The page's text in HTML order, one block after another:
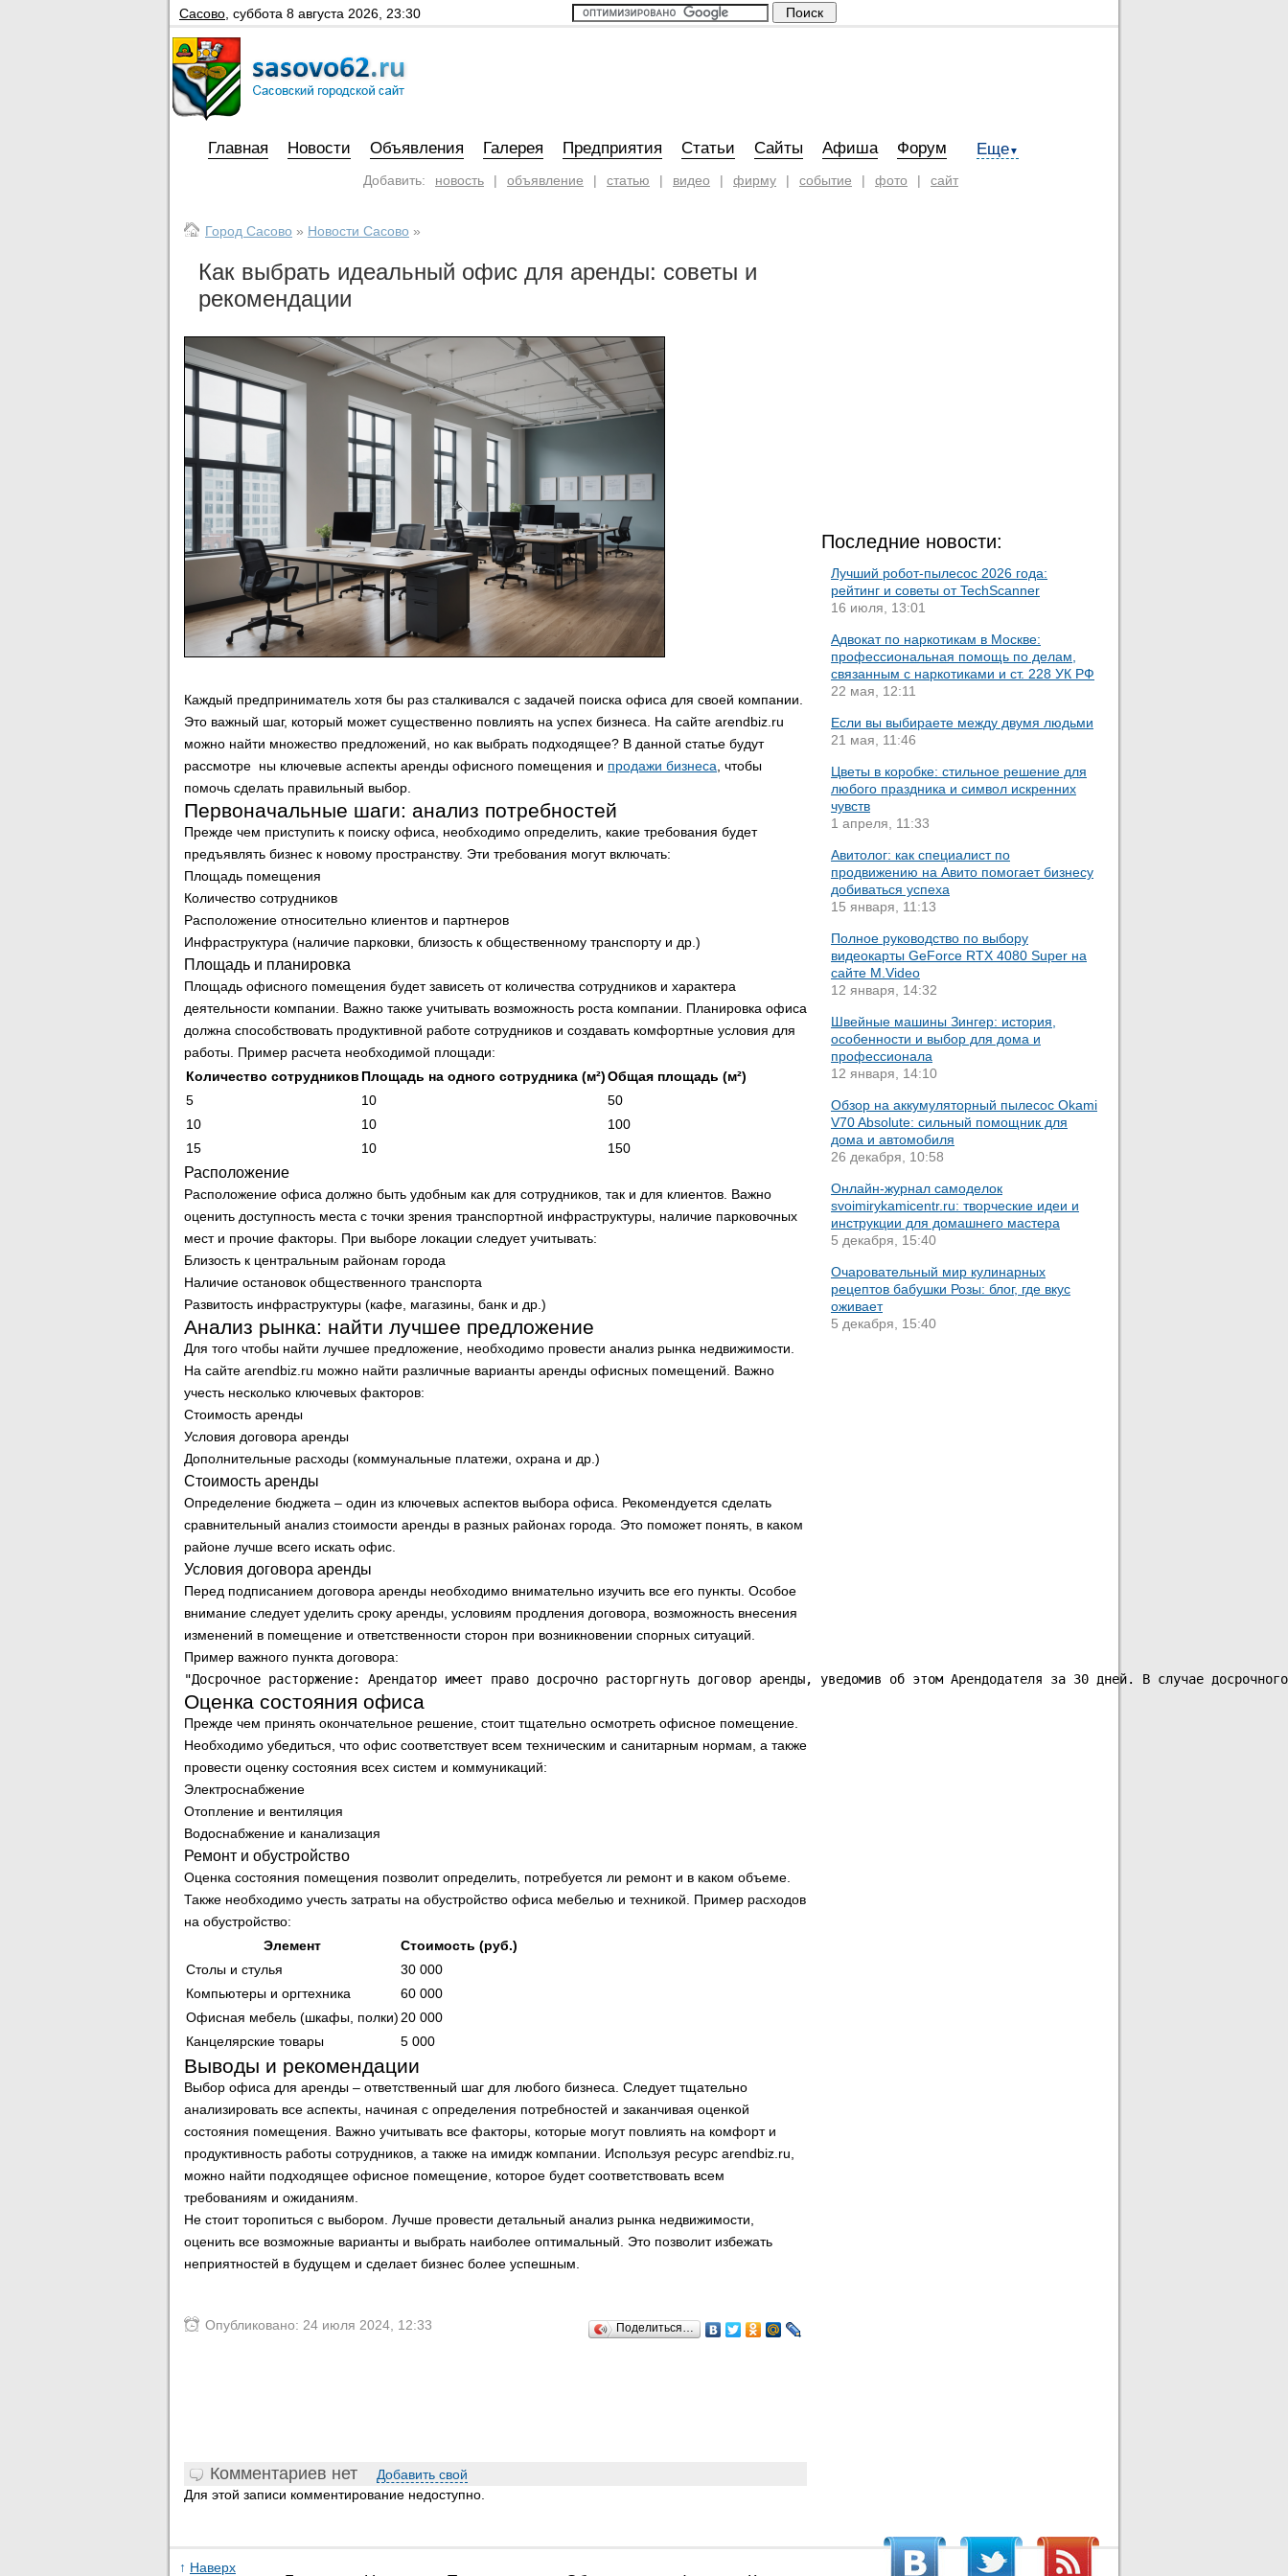
Сасово суббота 8 августа 2026, 23:30
Главная Новости Объявления Галерея Предприятия Статьи Сайты Афиша Форум Еще▼
Добавить: новость | объявление | статью | видео | фирму | событие | фото | сайт
Город Сасово » Новости Сасово »
Как выбрать идеальный офис для аренды: советы и
рекомендации
Каждый предприниматель хотя бы раз сталкивался с задачей поиска офиса для своей компании.
Это важный шаг, который может существенно повлиять на успех бизнеса. На сайте arendbiz.ru
можно найти множество предложений, но как выбрать подходящее? В данной статье будут
рассмотре ны ключевые аспекты аренды офисного помещения и продажи бизнеса , чтобы
помочь сделать правильный выбор.
Первоначальные шаги: анализ потребностей
Прежде чем приступить к поиску офиса, необходимо определить, какие требования будет
предъявлять бизнес к новому пространству. Эти требования могут включать:
Площадь помещения
Количество сотрудников
Расположение относительно клиентов и партнеров
Инфраструктура (наличие парковки, близость к общественному транспорту и др.)
Площадь и планировка
Площадь офисного помещения будет зависеть от количества сотрудников и характера
деятельности компании. Важно также учитывать возможность роста компании. Планировка офиса
должна способствовать продуктивной работе сотрудников и создавать комфортные условия для
работы. Пример расчета необходимой площади:
Количество сотрудников Площадь на одного сотрудника (м²)Общая площадь (м²)
5
10
50
10
10
100
15
10 150
Расположение
Расположение офиса должно быть удобным как для сотрудников, так и для клиентов. Важно
оценить доступность места с точки зрения транспортной инфраструктуры, наличие парковочных
мест и прочие факторы. При выборе локации следует учитывать:
Близость к центральным районам города
Наличие остановок общественного транспорта
Развитость инфраструктуры (кафе, магазины, банк и др.)
Анализ рынка: найти лучшее предложение
Для того чтобы найти лучшее предложение, необходимо провести анализ рынка недвижимости.
На сайте arendbiz.ru можно найти различные варианты аренды офисных помещений. Важно
учесть несколько ключевых факторов:
Стоимость аренды
Условия договора аренды
Дополнительные расходы (коммунальные платежи, охрана и др.)
Стоимость аренды
Определение бюджета – один из ключевых аспектов выбора офиса. Рекомендуется сделать
сравнительный анализ стоимости аренды в разных районах города. Это поможет понять, в каком
районе лучше всего искать офис.
Условия договора аренды
Перед подписанием договора аренды необходимо внимательно изучить все его пункты. Особое
внимание следует уделить сроку аренды, условиям продления договора, возможность внесения
изменений в помещение и ответственности сторон при возникновении спорных ситуаций.
Пример важного пункта договора:
Оценка состояния офиса
Прежде чем принять окончательное решение, стоит тщательно осмотреть офисное помещение.
Необходимо убедиться, что офис соответствует всем техническим и санитарным нормам, а также
провести оценку состояния всех систем и коммуникаций:
Электроснабжение
Отопление и вентиляция
Водоснабжение и канализация
Ремонт и обустройство
Оценка состояния помещения позволит определить, потребуется ли ремонт и в каком объеме.
Также необходимо учесть затраты на обустройство офиса мебелью и техникой. Пример расходов
на обустройство:
Элемент
Стоимость (руб.)
Столы и стулья
30 000
Компьютеры и оргтехника
60 000
Офисная мебель (шкафы, полки) 20 000
Канцелярские товары
5 000
Выводы и рекомендации
Выбор офиса для аренды – ответственный шаг для любого бизнеса. Следует тщательно
анализировать все аспекты, начиная с определения потребностей и заканчивая оценкой
состояния помещения. Важно учитывать все факторы, которые могут повлиять на комфорт и
продуктивность работы сотрудников, а также на имидж компании. Используя ресурс arendbiz.ru,
можно найти подходящее офисное помещение, которое будет соответствовать всем
требованиям и ожиданиям.
Не стоит торопиться с выбором. Лучше провести детальный анализ рынка недвижимости,
оценить все возможные варианты и выбрать наиболее оптимальный. Это позволит избежать
неприятностей в будущем и сделает бизнес более успешным.
Опубликовано: 24 июля 2024, 12:33 Поделиться…
Комментариев нет
Добавить свой
Для этой записи комментирование недоступно.
Последние новости:
Лучший робот-пылесос 2026 года:
рейтинг и советы от TechScanner
16 июля, 13:01
Адвокат по наркотикам в Москве:
профессиональная помощь по делам,
связанным с наркотиками и ст. 228 УК РФ
22 мая, 12:11
Если вы выбираете между двумя людьми
21 мая, 11:46
Цветы в коробке: стильное решение для
любого праздника и символ искренних
чувств
1 апреля, 11:33
Авитолог: как специалист по
продвижению на Авито помогает бизнесу
добиваться успеха
15 января, 11:13
Полное руководство по выбору
видеокарты GeForce RTX 4080 Super на
сайте M.Video
12 января, 14:32
Швейные машины Зингер: история,
особенности и выбор для дома и
профессионала
12 января, 14:10
Обзор на аккумуляторный пылесос Okami
V70 Absolute: сильный помощник для
дома и автомобиля
26 декабря, 10:58
Онлайн-журнал самоделок
svoimirykamicentr.ru: творческие идеи и
инструкции для домашнего мастера
5 декабря, 15:40
Очаровательный мир кулинарных
рецептов бабушки Розы: блог, где вкус
оживает
5 декабря, 15:40
↑ Наверх